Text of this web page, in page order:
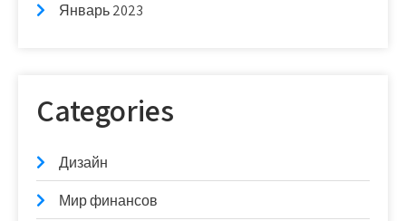
Январь 2023
Categories
Дизайн
Мир финансов